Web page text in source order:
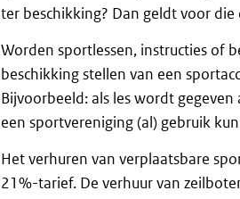
ter beschikking? Dan geldt voor
Worden sportlessen, instructies of
beschikking stellen van een
Bijvoorbeeld: als les wordt
een sportvereniging (al) gebruik
Het verhuren van verplaatsbare
21%-tarief. De verhuur van